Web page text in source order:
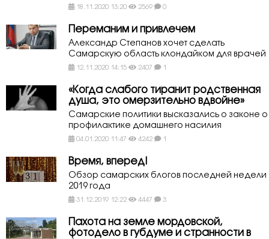
18.11.2020 13:20 2569 0
Переманим и привлечем
Александр Степанов хочет сделать
Самарскую область клондайком для врачей
12.11.2020 14:15 2407 1
«Когда слабого тиранит родственная
душа, это омерзительно вдвойне»
Самарские политики высказались о законе о
профилактике домашнего насилия
04.01.2020 11:47 4242 1
Время, вперед!
Обзор самарских блогов последней недели
2019 года
31.12.2019 12:22 4447 3
Пахота на земле мордовской,
фотодело в губдуме и странности в